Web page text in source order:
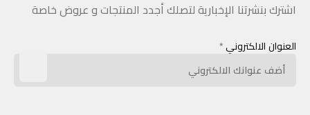
اشترك بنشرتنا الإخبارية لتصلك أجدد المنتجات و عروض خاصة
العنوان الالكتروني *